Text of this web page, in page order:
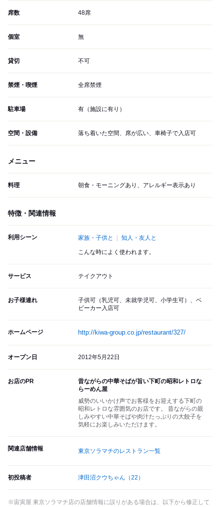
席数 48席
個室 無
貸切 不可
禁煙・喫煙 全席禁煙
駐車場 有（施設に有り）
空間・設備 落ち着いた空間、席が広い、車椅子で入店可
メニュー
料理 朝食・モーニングあり、アレルギー表示あり
特徴・関連情報
利用シーン 家族・子供と 知人・友人と
こんな時によく使われます。
サービス テイクアウト
お子様連れ
子供可（乳児可、未就学児可、小学生可）、ベ
ビーカー入店可
ホームページ http://kiwa-group.co.jp/restaurant/327/
オープン日 2012年5月22日
お店のPR
昔ながらの中華そばが旨い下町の昭和レトロな
らーめん屋
威勢のいいかけ声でお客様をお迎えする下町の
昭和レトロな雰囲気のお店です。 昔ながらの親
しみやすい中華そばや肉汁たっぷりの大餃子を
気軽にお楽しみいただけます。
関連店舗情報 東京ソラマチのレストラン一覧
初投稿者 津田沼クウちゃん （22）
※宙寅屋 東京ソラマチ店の店舗情報に誤りがある場合は、以下から修正して